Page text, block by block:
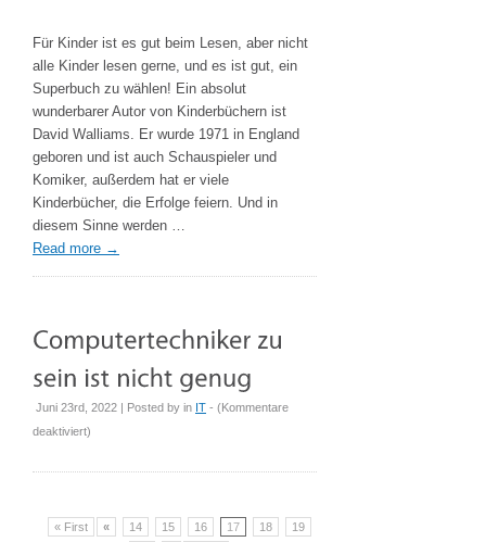
Walliams,
Autor
schöner
Bücher
für
Kinder
Für Kinder ist es gut beim Lesen, aber nicht
alle Kinder lesen gerne, und es ist gut, ein
Superbuch zu wählen! Ein absolut
wunderbarer Autor von Kinderbüchern ist
David Walliams. Er wurde 1971 in England
geboren und ist auch Schauspieler und
Komiker, außerdem hat er viele
Kinderbücher, die Erfolge feiern. Und in
diesem Sinne werden …
Read more →
Juni 23rd, 2022 | Posted by in IT - (Kommentare
deaktiviertfür
zu
ist
)
« First « 14 15 16 17 18
19